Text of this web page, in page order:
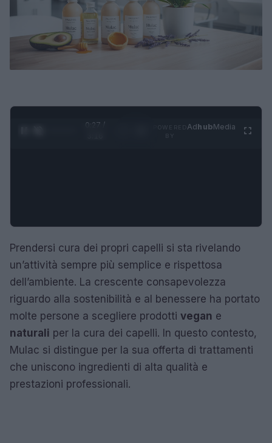
0:28 /
AdhubMedia
Prendersi cura dei propri capelli si sta rivelando
un’attività sempre più semplice e rispettosa
dell’ambiente. La crescente consapevolezza
riguardo alla sostenibilità e al benessere ha portato
molte persone a scegliere prodotti vegan e
naturali per la cura dei capelli. In questo contesto,
Mulac si distingue per la sua offerta di trattamenti
che uniscono ingredienti di alta qualità e
prestazioni professionali.